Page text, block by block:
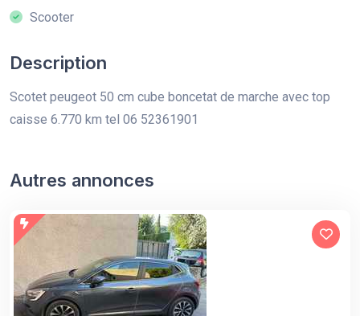
Scooter
Description
Scotet peugeot 50 cm cube boncetat de marche avec top
caisse 6.770 km tel 06 52361901
Autres annonces